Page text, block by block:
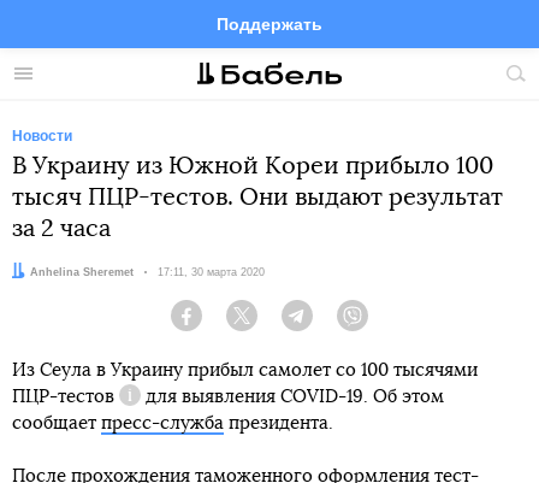
Меню
Поддержать
FacebookTelegramTwitter
Новости
В Украину из Южной Кореи прибыло 100
тысяч ПЦР-тестов. Они выдают результат
за 2 часа
Автор:
Anhelina Sheremet Дата:
17:11, 30 марта 2020
Facebook Twitter Telegram
Из Сеула в Украину прибыл самолет со 100 тысячями
ПЦР-тестов
Справка
для выявления COVID-19. Об этом
сообщает пресс-служба президента.
После прохождения таможенного оформления тест-